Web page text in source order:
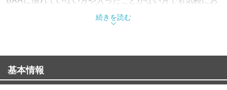
酒や雰囲気を楽しんでいただくために、照明や内装にこだ
わり、BAR初心者でも入りやすい店内で、明るいスタッフ
是非お立ち寄り下さい！
続きを読む
基本情報